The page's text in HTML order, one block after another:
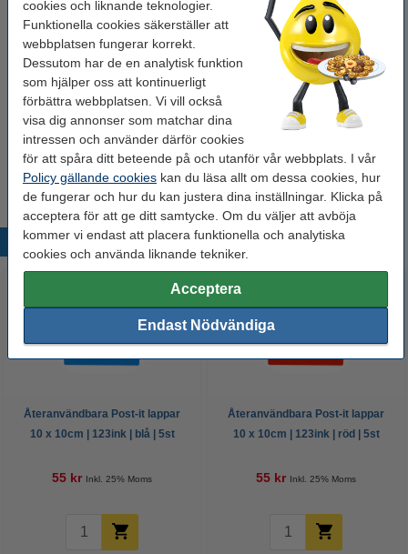
cookies och liknande teknologier.
Funktionella cookies säkerställer att
webbplatsen fungerar korrekt.
Dessutom har de en analytisk funktion
som hjälper oss att kontinuerligt
förbättra webbplatsen. Vi vill också
visa dig annonser som matchar dina
intressen och använder därför cookies
för att spåra ditt beteende på och utanför vår webbplats. I vår
Policy gällande cookies kan du läsa allt om dessa cookies, hur
de fungerar och hur du kan justera dina inställningar. Klicka på
acceptera för att ge ditt samtycke. Om du väljer att avböja
kommer vi endast att placera funktionella och analytiska
cookies och använda liknande tekniker.
Acceptera
Endast Nödvändiga
Glöm inte att beställa!
Whiteboardpenna 1.0mm | 123ink | sorterade
färger | 4st
65 kr
Whiteboardtorkare magnetisk | 123ink
39 kr
Populära produkter
Återanvändbara Post-it lappar
10 x 10cm | 123ink | blå | 5st
55 kr Inkl. 25% Moms
Återanvändbara Post-it lappar
10 x 10cm | 123ink | röd | 5st
55 kr Inkl. 25% Moms